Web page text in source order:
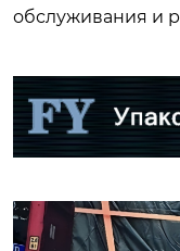
обслуживания и